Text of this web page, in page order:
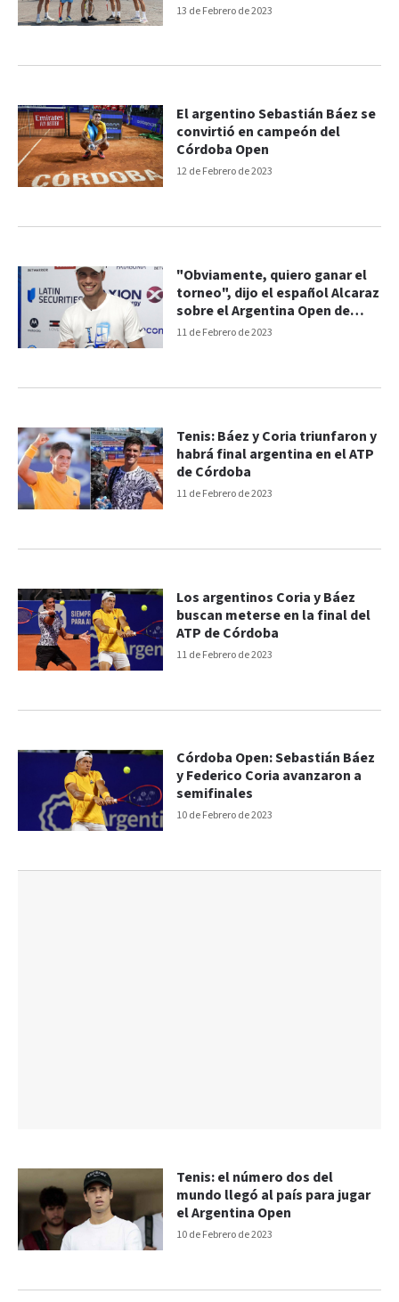
13 de Febrero de 2023
12 de Febrero de 2023
El argentino Sebastián Báez se
convirtió en campeón del
Córdoba Open
11 de Febrero de 2023
"Obviamente, quiero ganar el
torneo", dijo el español Alcaraz
sobre el Argentina Open de
tenis
11 de Febrero de 2023
Tenis: Báez y Coria triunfaron y
habrá final argentina en el ATP
de Córdoba
11 de Febrero de 2023
Los argentinos Coria y Báez
buscan meterse en la final del
ATP de Córdoba
10 de Febrero de 2023
Córdoba Open: Sebastián Báez
y Federico Coria avanzaron a
semifinales
10 de Febrero de 2023
Tenis: el número dos del
mundo llegó al país para jugar
el Argentina Open